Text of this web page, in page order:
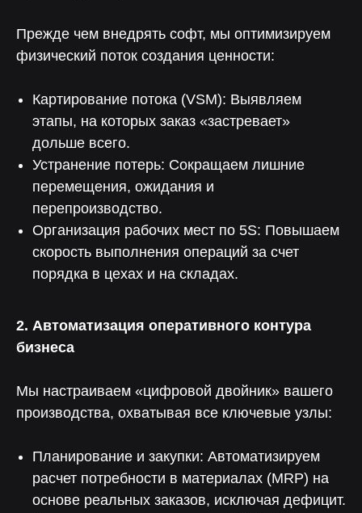
Прежде чем внедрять софт, мы оптимизируем
физический поток создания ценности:
Картирование потока (VSM): Выявляем
этапы, на которых заказ «застревает»
дольше всего.
Устранение потерь: Сокращаем лишние
перемещения, ожидания и
перепроизводство.
Организация рабочих мест по 5S: Повышаем
скорость выполнения операций за счет
порядка в цехах и на складах.
2. Автоматизация оперативного контура
бизнеса
Мы настраиваем «цифровой двойник» вашего
производства, охватывая все ключевые узлы:
Планирование и закупки: Автоматизируем
расчет потребности в материалах (MRP) на
основе реальных заказов, исключая дефицит.
Нелумбо в Telegram
100+ кейсов
Учебные материалы